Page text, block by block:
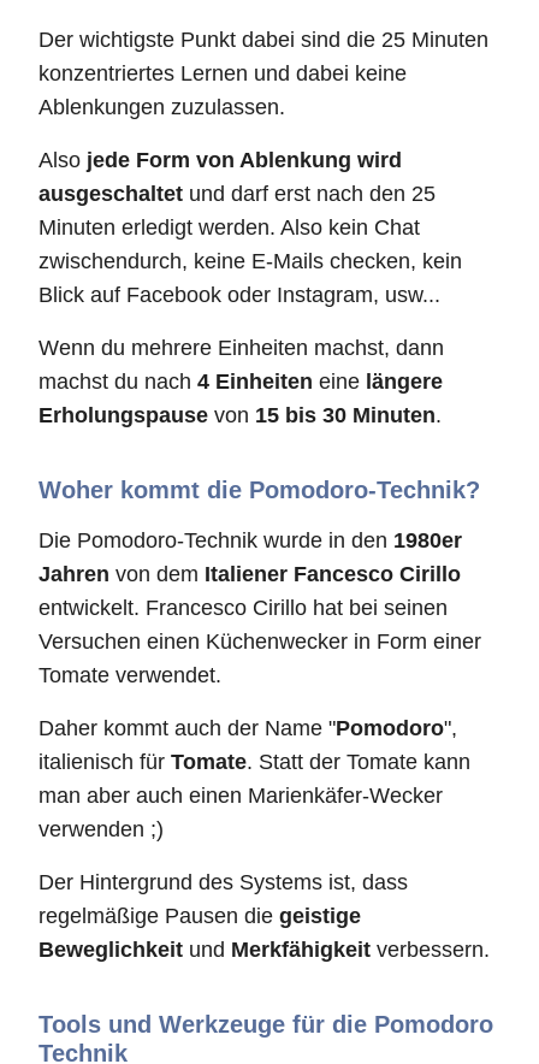
Der wichtigste Punkt dabei sind die 25 Minuten
konzentriertes Lernen und dabei keine
Ablenkungen zuzulassen.
Also jede Form von Ablenkung wird
ausgeschaltet und darf erst nach den 25
Minuten erledigt werden. Also kein Chat
zwischendurch, keine E-Mails checken, kein
Blick auf Facebook oder Instagram, usw...
Wenn du mehrere Einheiten machst, dann
machst du nach 4 Einheiten eine längere
Erholungspause von 15 bis 30 Minuten.
Woher kommt die Pomodoro-Technik?
Die Pomodoro-Technik wurde in den 1980er
Jahren von dem Italiener Fancesco Cirillo
entwickelt. Francesco Cirillo hat bei seinen
Versuchen einen Küchenwecker in Form einer
Tomate verwendet.
Daher kommt auch der Name "Pomodoro",
italienisch für Tomate. Statt der Tomate kann
man aber auch einen Marienkäfer-Wecker
verwenden ;)
Der Hintergrund des Systems ist, dass
regelmäßige Pausen die geistige
Beweglichkeit und Merkfähigkeit verbessern.
Tools und Werkzeuge für die Pomodoro
Technik